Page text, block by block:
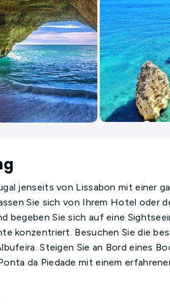
jenseits von Lissabon mit einer
Sie sich von Ihrem Hotel oder
begeben Sie sich auf eine
konzentriert. Besuchen Sie die
Steigen Sie an Bord eines
da Piedade mit einem